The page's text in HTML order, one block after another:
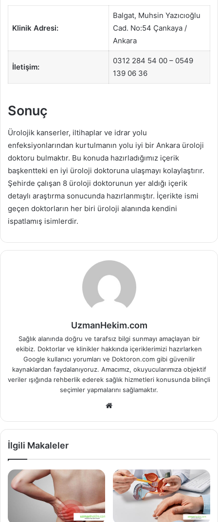
Klinik Adresi:
Balgat, Muhsin Yazıcıoğlu
Cad. No:54 Çankaya /
Ankara
İletişim:
0312 284 54 00 – 0549
139 06 36
Sonuç
Ürolojik kanserler, iltihaplar ve idrar yolu
enfeksiyonlarından kurtulmanın yolu iyi bir Ankara üroloji
doktoru bulmaktır. Bu konuda hazırladığımız içerik
başkentteki en iyi üroloji doktoruna ulaşmayı kolaylaştırır.
Şehirde çalışan 8 üroloji doktorunun yer aldığı içerik
detaylı araştırma sonucunda hazırlanmıştır. İçerikte ismi
geçen doktorların her biri üroloji alanında kendini
ispatlamış isimlerdir.
UzmanHekim.com
Sağlık alanında doğru ve tarafsız bilgi sunmayı amaçlayan bir
ekibiz. Doktorlar ve klinikler hakkında içeriklerimizi hazırlarken
Google kullanıcı yorumları ve Doktoron.com gibi güvenilir
kaynaklardan faydalanıyoruz. Amacımız, okuyucularımıza objektif
veriler ışığında rehberlik ederek sağlık hizmetleri konusunda bilinçli
seçimler yapmalarını sağlamaktır.
İlgili Makaleler